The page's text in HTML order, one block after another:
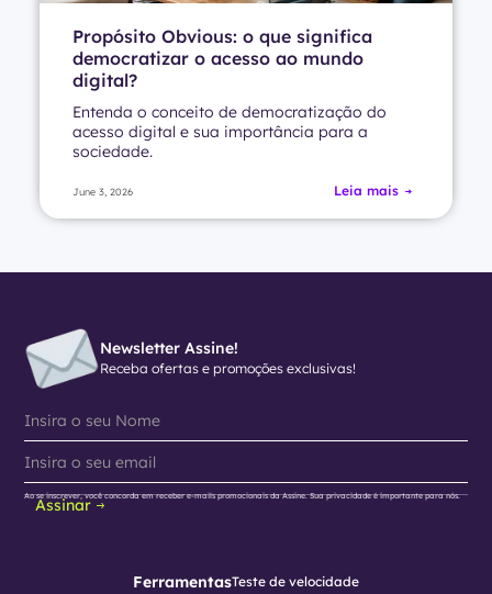
Propósito Obvious: o que significa
democratizar o acesso ao mundo
digital?
Entenda o conceito de democratização do
acesso digital e sua importância para a
sociedade.
June 3, 2026 Leia mais
Newsletter Assine!
Receba ofertas e promoções exclusivas!
Assinar
Ao se inscrever, você concorda em receber e-mails promocionais da Assine. Sua privacidade é importante para nós.
FerramentasTeste de velocidade